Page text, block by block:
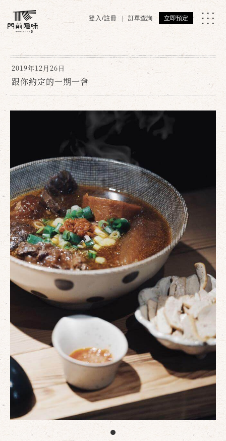
登入/註冊 訂單查詢 立即預定
2019年12月26日
跟你約定的一期一會